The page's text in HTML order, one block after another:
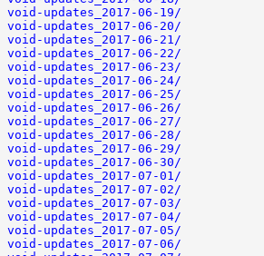
void-updates_2017-06-19/
void-updates_2017-06-20/
void-updates_2017-06-21/
void-updates_2017-06-22/
void-updates_2017-06-23/
void-updates_2017-06-24/
void-updates_2017-06-25/
void-updates_2017-06-26/
void-updates_2017-06-27/
void-updates_2017-06-28/
void-updates_2017-06-29/
void-updates_2017-06-30/
void-updates_2017-07-01/
void-updates_2017-07-02/
void-updates_2017-07-03/
void-updates_2017-07-04/
void-updates_2017-07-05/
void-updates_2017-07-06/